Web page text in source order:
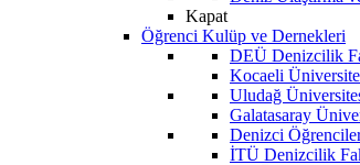
Kapat
Öğrenci Kulüp ve Dernekleri
DEÜ Denizcilik
Kocaeli
Uludağ
Galatasaray
Denizci
İTÜ Denizcilik